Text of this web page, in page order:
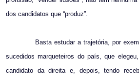
dos candidatos que “produz”.
Basta estudar a trajetória, por
sucedidos marqueteiros do país, que
candidato da direita e, depois, tendo